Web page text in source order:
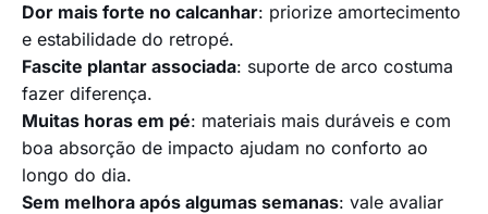
Dor mais forte no calcanhar: priorize amortecimento
e estabilidade do retropé.
Fascite plantar associada: suporte de arco costuma
fazer diferença.
Muitas horas em pé: materiais mais duráveis e com
boa absorção de impacto ajudam no conforto ao
longo do dia.
Sem melhora após algumas semanas: vale avaliar